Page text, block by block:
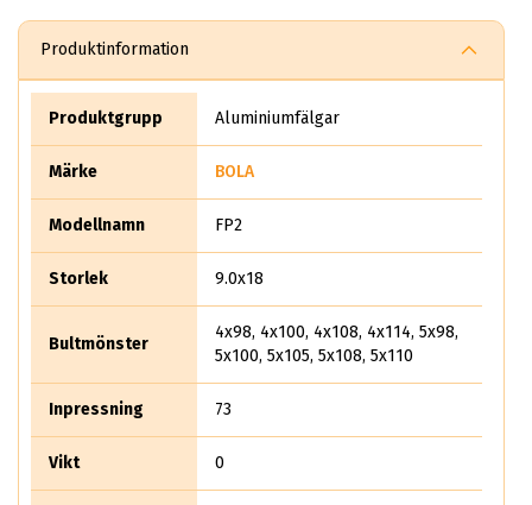
och priset tillfredsställer nog inte vårt svenska sett att se på
hjul. Bola har flera olika modeller där det kallas allt ifrån B1
till B12. Bola i sig är nischade på att ta fram framtidens mer
cool ut.
Produktinformation
Produktgrupp Aluminiumfälgar
Märke BOLA
Modellnamn FP2
Storlek 9.0x18
Bultmönster
4x98, 4x100, 4x108, 4x114, 5x98,
5x100, 5x105, 5x108, 5x110
Inpressning 73
Vikt 0